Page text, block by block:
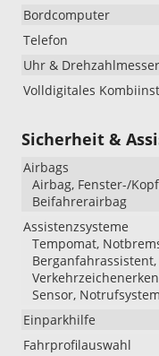
Bordcomputer
Telefon
Uhr & Drehzahlmesser
Volldigitales
Sicherheit &
Airbags
Airbag, Fenster-/
Beifahrerairbag
Assistenzsysteme
Tempomat,
Sensor,
Einparkhilfe
Fahrprofilauswahl